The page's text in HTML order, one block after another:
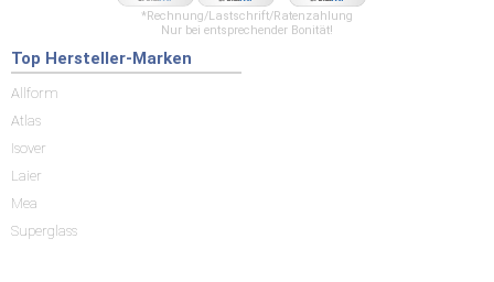
*Rechnung/Lastschrift/Ratenzahlung
Nur bei entsprechender Bonität!
Top Hersteller-Marken
Allform
Atlas
Isover
Laier
Mea
Superglass